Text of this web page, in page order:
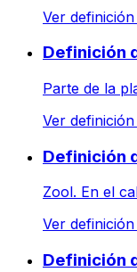
Ver definición
Definición
Parte de la
Ver definición
Definición
Zool. En el
Ver definición
Definición